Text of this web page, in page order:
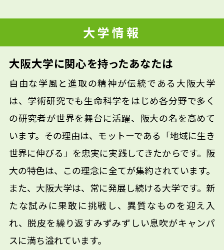
大学情報
大阪大学に関心を持ったあなたは
自由な学風と進取の精神が伝統である大阪大学
は、学術研究でも生命科学をはじめ各分野で多く
の研究者が世界を舞台に活躍、阪大の名を高めて
います。その理由は、モットーである「地域に生き
世界に伸びる」を忠実に実践してきたからです。阪
大の特色は、この理念に全てが集約されています。
また、大阪大学は、常に発展し続ける大学です。新
たな試みに果敢に挑戦し、異質なものを迎え入
れ、脱皮を繰り返すみずみずしい息吹がキャンパ
スに満ち溢れています。